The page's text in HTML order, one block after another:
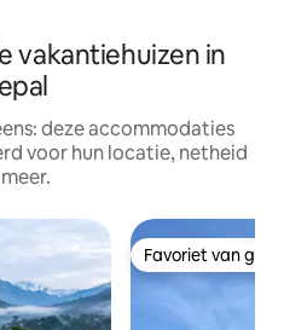
vakantiehuizen in
deze accommodaties
voor hun locatie, netheid
Favoriet van
Favoriet van